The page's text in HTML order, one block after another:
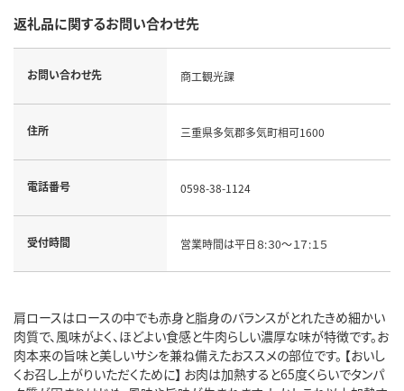
返礼品に関するお問い合わせ先
お問い合わせ先 商工観光課
住所 三重県多気郡多気町相可1600
電話番号 0598-38-1124
受付時間 営業時間は平日８:３0～１７:１５
肩ロースはロースの中でも赤身と脂身のバランスがとれたきめ細かい
肉質で、風味がよく、ほどよい食感と牛肉らしい濃厚な味が特徴です。お
肉本来の旨味と美しいサシを兼ね備えたおススメの部位です。 【おいし
くお召し上がりいただくために】 お肉は加熱すると65度くらいでタンパ